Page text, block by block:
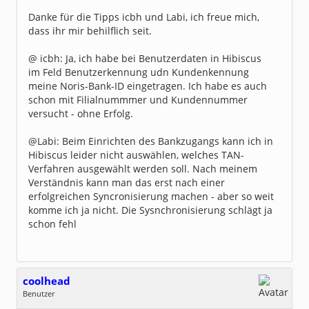
[de.willuhn.jameica.hbci.HBCICallbackSWT.stat
us] Verschlüssele HBCI-Nachricht
[Thu Jul 02 16:18:25 CEST 2026][INFO][bg-
[de.willuhn.jameica.hbci.HBCICallbackSWT.log]
Verbinde mit https://fints.norisbank.de:443/
und prüfe Zertifikat
[Thu Jul 02 16:18:25 CEST 2026][INFO][bg-
task:]
[de.willuhn.jameica.hbci.HBCICallbackSWT.stat
us] Versende HBCI-Nachricht
[Thu Jul 02 16:18:25 CEST 2026][INFO][bg-
[de.willuhn.jameica.hbci.HBCICallbackSWT.stat
us] Warte auf Antwortdaten
[Thu Jul 02 16:18:25 CEST 2026][INFO][bg-
task:]
[de.willuhn.jameica.hbci.HBCICallbackSWT.log]
Warte auf Antwortdaten
task:]
[de.willuhn.jameica.hbci.HBCICallbackSWT.stat
us] Entschlüssele Antwortnachricht
[Thu Jul 02 16:18:27 CEST 2026][ERROR][bg-
org.kapott.hbci.status.HBCIStatus.addRetVal(
HBCIStatus.java:72)
[Thu Jul 02 16:18:27 CEST 2026][ERROR][bg-
[de.willuhn.jameica.hbci.HBCICallbackSWT.log]
Danke für die Tipps icbh und Labi, ich freue mich,
dass ihr mir behilflich seit.
@ icbh: Ja, ich habe bei Benutzerdaten in Hibiscus
im Feld Benutzerkennung udn Kundenkennung
meine Noris-Bank-ID eingetragen. Ich habe es auch
schon mit Filialnummmer und Kundennummer
versucht - ohne Erfolg.
@Labi: Beim Einrichten des Bankzugangs kann ich in
Hibiscus leider nicht auswählen, welches TAN-
Verfahren ausgewählt werden soll. Nach meinem
Verständnis kann man das erst nach einer
erfolgreichen Syncronisierung machen - aber so weit
komme ich ja nicht. Die Sysnchronisierung schlägt ja
schon fehl
coolhead
Benutzer